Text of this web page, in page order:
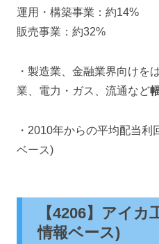
運用・構築事業：約14%
販売事業：約32%
・製造業、金融業界向けを
業、電力・ガス、流通など
・2010年からの平均配当
ベース)
【4206】アイカ
情報ベース)